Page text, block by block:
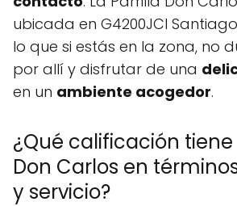
ubicada en G4200JCI
lo que si estás en la zona, no
por allí y disfrutar de una
en un ambiente acogedor.
¿Qué calificación tiene
Don Carlos en
y servicio?